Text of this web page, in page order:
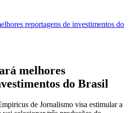
reportagens de investimentos do
melhores
do Brasil
de Jornalismo visa estimular a